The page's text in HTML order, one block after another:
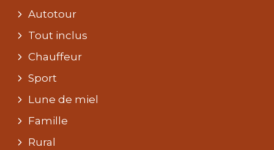
Autotour
Tout inclus
Chauffeur
Sport
Lune de miel
Famille
Rural